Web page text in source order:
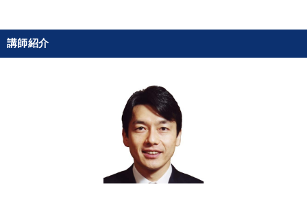
※「更新」を押すと「カテゴリー」「目的別」「キーワード」を更新いただけます。
すべての音声・動画（全2077タイトル）からお探しいただけます
MBA 歴史に学ぶ
講師紹介